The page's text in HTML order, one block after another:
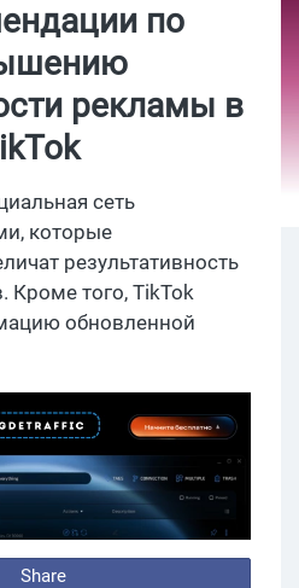
по
рекламы в
сеть
которые
результативность
Кроме того, TikTok
обновленной
Share